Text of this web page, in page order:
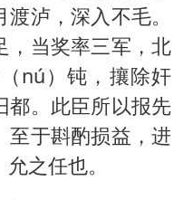
泸，深入不毛。
，当奖率三军，北
nú）钝，攘除奸
都。此臣所以报先
至于斟酌损益，进
之任也。